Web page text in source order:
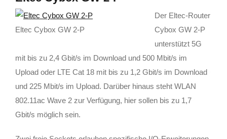
Eltec Cybox GW 2-P
Der Eltec-Router
Cybox GW 2-P
unterstützt 5G
mit bis zu 2,4 Gbit/s im Download und 500 Mbit/s im
Upload oder LTE Cat 18 mit bis zu 1,2 Gbit/s im Download
und 225 Mbit/s im Upload. Darüber hinaus steht WLAN
802.11ac Wave 2 zur Verfügung, hier sollen bis zu 1,7
Gbit/s möglich sein.